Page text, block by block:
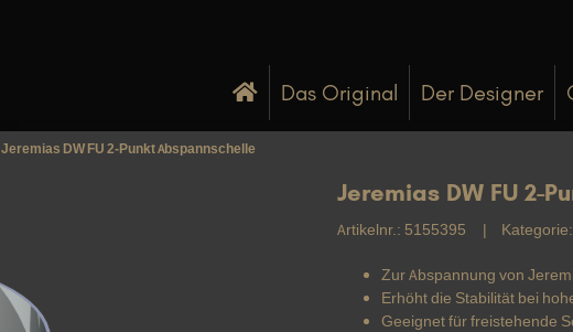
Das Original Der Designer
Jeremias DW FU 2-Punkt Abspannschelle
Jeremias DW FU 2-
Artikelnr.: 5155395 Kategorie:
Zur Abspannung von
Erhöht die Stabilität bei
Geeignet für freistehende